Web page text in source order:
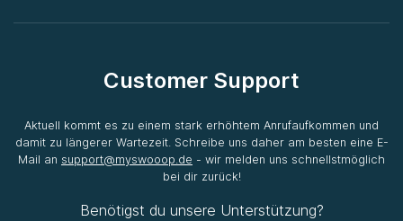
Customer Support
Aktuell kommt es zu einem stark erhöhtem Anrufaufkommen und
damit zu längerer Wartezeit. Schreibe uns daher am besten eine E-
Mail an support@myswooop.de - wir melden uns schnellstmöglich
bei dir zurück!
Benötigst du unsere Unterstützung?